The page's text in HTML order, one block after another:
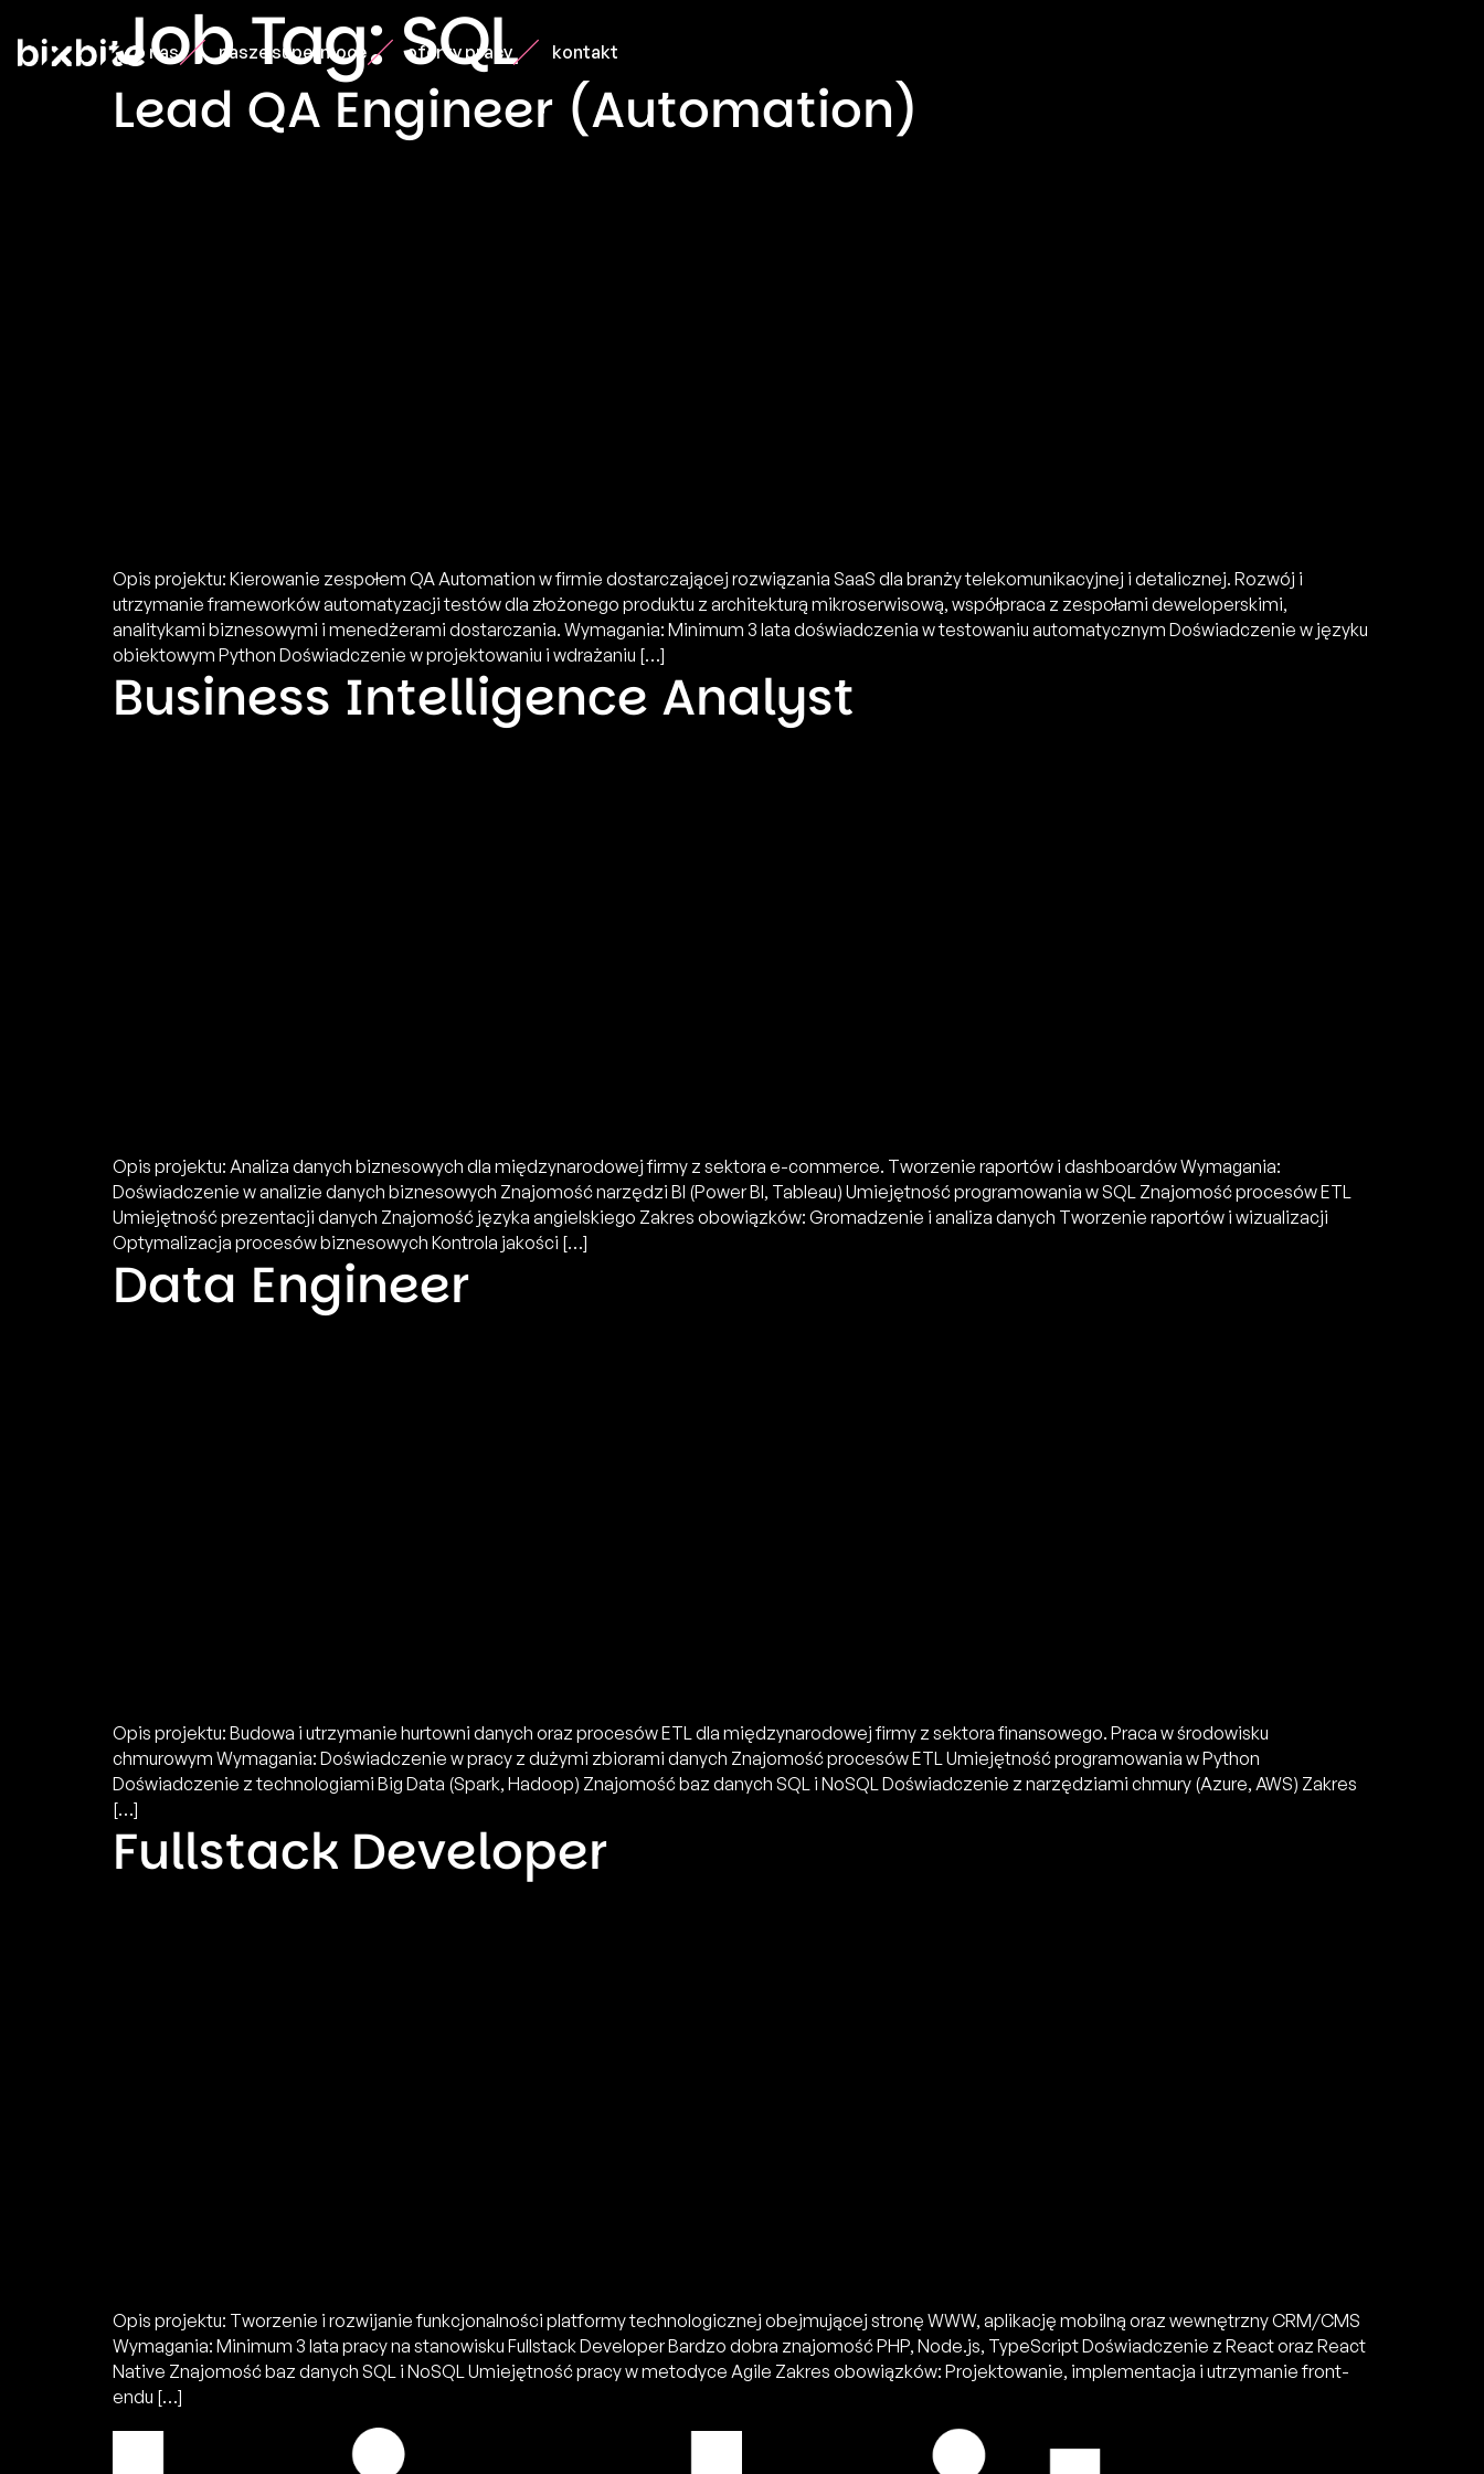
o nas nasze supermoce oferty pracy kontakt
Job Tag:SQL
Lead QA Engineer (Automation)
Opis projektu: Kierowanie zespołem QA Automation w firmie dostarczającej rozwiązania SaaS dla branży telekomunikacyjnej i detalicznej. Rozwój i
utrzymanie frameworków automatyzacji testów dla złożonego produktu z architekturą mikroserwisową, współpraca z zespołami deweloperskimi,
analitykami biznesowymi i menedżerami dostarczania. Wymagania: Minimum 3 lata doświadczenia w testowaniu automatycznym Doświadczenie w języku
obiektowym Python Doświadczenie w projektowaniu i wdrażaniu […]
Business Intelligence Analyst
Opis projektu: Analiza danych biznesowych dla międzynarodowej firmy z sektora e-commerce. Tworzenie raportów i dashboardów Wymagania:
Doświadczenie w analizie danych biznesowych Znajomość narzędzi BI (Power BI, Tableau) Umiejętność programowania w SQL Znajomość procesów ETL
Umiejętność prezentacji danych Znajomość języka angielskiego Zakres obowiązków: Gromadzenie i analiza danych Tworzenie raportów i wizualizacji
Optymalizacja procesów biznesowych Kontrola jakości […]
Data Engineer
Opis projektu: Budowa i utrzymanie hurtowni danych oraz procesów ETL dla międzynarodowej firmy z sektora finansowego. Praca w środowisku
chmurowym Wymagania: Doświadczenie w pracy z dużymi zbiorami danych Znajomość procesów ETL Umiejętność programowania w Python
Doświadczenie z technologiami Big Data (Spark, Hadoop) Znajomość baz danych SQL i NoSQL Doświadczenie z narzędziami chmury (Azure, AWS) Zakres
[…]
Fullstack Developer
Opis projektu: Tworzenie i rozwijanie funkcjonalności platformy technologicznej obejmującej stronę WWW, aplikację mobilną oraz wewnętrzny CRM/CMS
Wymagania: Minimum 3 lata pracy na stanowisku Fullstack Developer Bardzo dobra znajomość PHP, Node.js, TypeScript Doświadczenie z React oraz React
Native Znajomość baz danych SQL i NoSQL Umiejętność pracy w metodyce Agile Zakres obowiązków: Projektowanie, implementacja i utrzymanie front-
endu […]